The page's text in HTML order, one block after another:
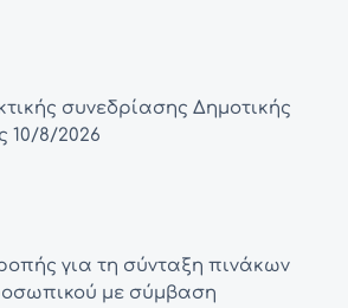
συνεδρίασης Δημοτικής
10/8/2026
για τη σύνταξη πινάκων
με σύμβαση